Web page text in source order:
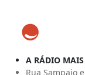
A RÁDIO
Rua Sampaio